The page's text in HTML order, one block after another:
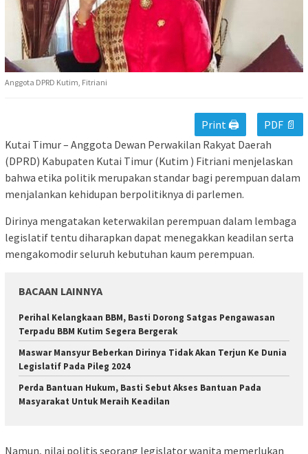
Anggota DPRD Kutim, Fitriani
Print 🖨
PDF 📄
Kutai Timur – Anggota Dewan Perwakilan Rakyat Daerah
(DPRD) Kabupaten Kutai Timur (Kutim ) Fitriani menjelaskan
bahwa etika politik merupakan standar bagi perempuan dalam
menjalankan kehidupan berpolitiknya di parlemen.
Dirinya mengatakan keterwakilan perempuan dalam lembaga
legislatif tentu diharapkan dapat menegakkan keadilan serta
mengakomodir seluruh kebutuhan kaum perempuan.
BACAAN LAINNYA
Perihal Kelangkaan BBM, Basti Dorong Satgas Pengawasan
Terpadu BBM Kutim Segera Bergerak
Maswar Mansyur Beberkan Dirinya Tidak Akan Terjun Ke Dunia
Legislatif Pada Pileg 2024
Perda Bantuan Hukum, Basti Sebut Akses Bantuan Pada
Masyarakat Untuk Meraih Keadilan
Namun, nilai politis seorang legislator wanita memerlukan